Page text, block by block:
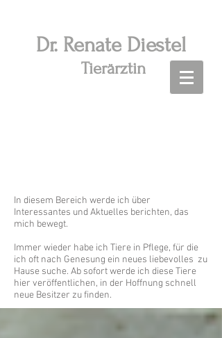
Dr. Renate Diestel
Tierärztin
In diesem Bereich werde ich über
Interessantes und Aktuelles berichten, das
mich bewegt.
Immer wieder habe ich Tiere in Pflege, für die
ich oft nach Genesung ein neues liebevolles zu
Hause suche. Ab sofort werde ich diese Tiere
hier veröffentlichen, in der Hoffnung schnell
neue Besitzer zu finden.